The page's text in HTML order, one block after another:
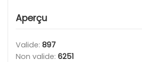
Aperçu
Valide: 897
Non valide: 6251